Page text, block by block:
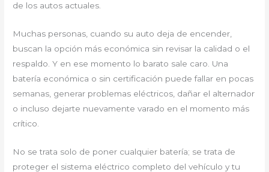
de los autos actuales.
Muchas personas, cuando su auto deja de encender,
buscan la opción más económica sin revisar la calidad o el
respaldo. Y en ese momento lo barato sale caro. Una
batería económica o sin certificación puede fallar en pocas
semanas, generar problemas eléctricos, dañar el alternador
o incluso dejarte nuevamente varado en el momento más
crítico.
No se trata solo de poner cualquier batería; se trata de
proteger el sistema eléctrico completo del vehículo y tu